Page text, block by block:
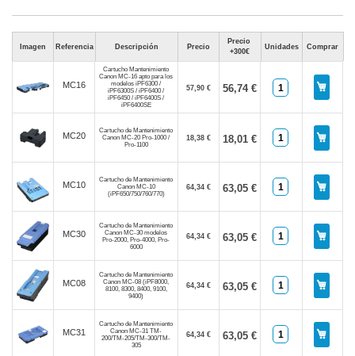
Imagen Referencia Descripción Precio
Precio
+300€
Unidades Comprar
MC16
Cartucho Mantenimiento
Canon MC-16 apto para los
modelos iPF6300 /
iPF6300S / iPF6400 /
iPF6450 / iPF6400S /
iPF6400SE
57,90 € 56,74 €
MC20
Cartucho de Mantenimiento
Canon MC-20 Pro-1000 /
Pro-1100
18,38 € 18,01 €
MC10
Cartucho de Mantenimiento
Canon MC-10
(iPF650/750/760/770)
64,34 € 63,05 €
MC30
Cartucho de Mantenimiento
Canon MC-30 modelos
Pro-2000, Pro-4000, Pro-
6000
64,34 € 63,05 €
MC08
Cartucho de Mantenimiento
Canon MC-08 (iPF8000,
8100, 8300, 8400, 9100,
9400)
64,34 € 63,05 €
MC31
Cartucho de Mantenimiento
Canon MC-31 TM-
200/TM-205/TM-300/TM-
305
64,34 € 63,05 €